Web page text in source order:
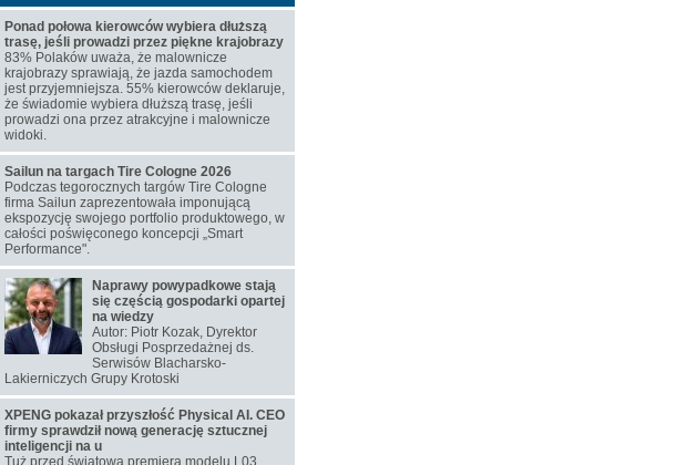
Ponad połowa kierowców wybiera dłuższą
trasę, jeśli prowadzi przez piękne krajobrazy
83% Polaków uważa, że malownicze
krajobrazy sprawiają, że jazda samochodem
jest przyjemniejsza. 55% kierowców deklaruje,
że świadomie wybiera dłuższą trasę, jeśli
prowadzi ona przez atrakcyjne i malownicze
widoki.
Sailun na targach Tire Cologne 2026
Podczas tegorocznych targów Tire Cologne
firma Sailun zaprezentowała imponującą
ekspozycję swojego portfolio produktowego, w
całości poświęconego koncepcji „Smart
Performance".
Naprawy powypadkowe stają
się częścią gospodarki opartej
na wiedzy
Autor: Piotr Kozak, Dyrektor
Obsługi Posprzedażnej ds.
Serwisów Blacharsko-
Lakierniczych Grupy Krotoski
XPENG pokazał przyszłość Physical AI. CEO
firmy sprawdził nową generację sztucznej
inteligencji na u
Tuż przed światową premierą modelu L03,